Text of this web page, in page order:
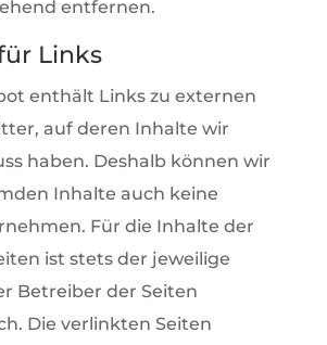
entfernen.
Links
enthält Links zu externen
auf deren Inhalte wir
haben. Deshalb können wir
Inhalte auch keine
Für die Inhalte der
ist stets der jeweilige
Betreiber der Seiten
Die verlinkten Seiten